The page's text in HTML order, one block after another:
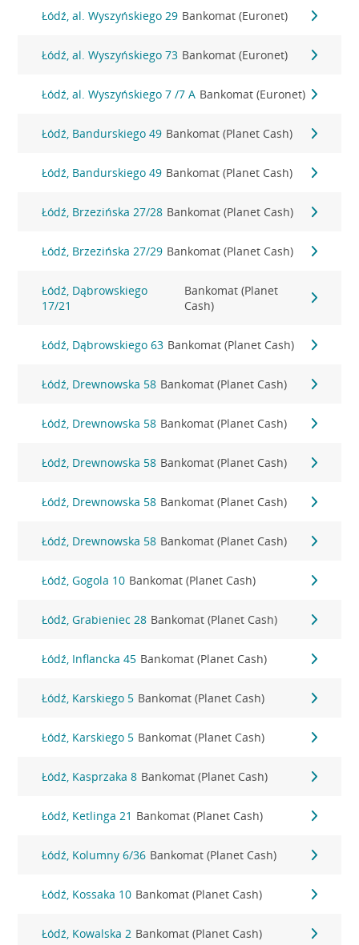
Łódź, al. Wyszyńskiego 29 Bankomat (Euronet)
Łódź, al. Wyszyńskiego 73 Bankomat (Euronet)
Łódź, al. Wyszyńskiego 7 /7 A Bankomat (Euronet)
Łódź, Bandurskiego 49 Bankomat (Planet Cash)
Łódź, Bandurskiego 49 Bankomat (Planet Cash)
Łódź, Brzezińska 27/28 Bankomat (Planet Cash)
Łódź, Brzezińska 27/29 Bankomat (Planet Cash)
Łódź, Dąbrowskiego
17/21
Bankomat (Planet
Cash)
Łódź, Dąbrowskiego 63 Bankomat (Planet Cash)
Łódź, Drewnowska 58 Bankomat (Planet Cash)
Łódź, Drewnowska 58 Bankomat (Planet Cash)
Łódź, Drewnowska 58 Bankomat (Planet Cash)
Łódź, Drewnowska 58 Bankomat (Planet Cash)
Łódź, Drewnowska 58 Bankomat (Planet Cash)
Łódź, Gogola 10 Bankomat (Planet Cash)
Łódź, Grabieniec 28 Bankomat (Planet Cash)
Łódź, Inflancka 45 Bankomat (Planet Cash)
Łódź, Karskiego 5 Bankomat (Planet Cash)
Łódź, Karskiego 5 Bankomat (Planet Cash)
Łódź, Kasprzaka 8 Bankomat (Planet Cash)
Łódź, Ketlinga 21 Bankomat (Planet Cash)
Łódź, Kolumny 6/36 Bankomat (Planet Cash)
Łódź, Kossaka 10 Bankomat (Planet Cash)
Łódź, Kowalska 2 Bankomat (Planet Cash)